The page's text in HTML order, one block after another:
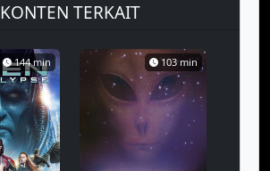
KONTEN TERKAIT
144 min 103 min